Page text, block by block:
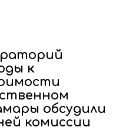
к
обсудили
комиссии